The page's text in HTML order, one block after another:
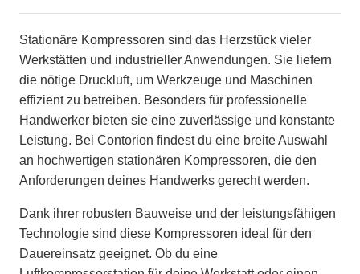
Stationäre Kompressoren sind das Herzstück vieler
Werkstätten und industrieller Anwendungen. Sie liefern
die nötige Druckluft, um Werkzeuge und Maschinen
effizient zu betreiben. Besonders für professionelle
Handwerker bieten sie eine zuverlässige und konstante
Leistung. Bei Contorion findest du eine breite Auswahl
an hochwertigen stationären Kompressoren, die den
Anforderungen deines Handwerks gerecht werden.
Dank ihrer robusten Bauweise und der leistungsfähigen
Technologie sind diese Kompressoren ideal für den
Dauereinsatz geeignet. Ob du eine